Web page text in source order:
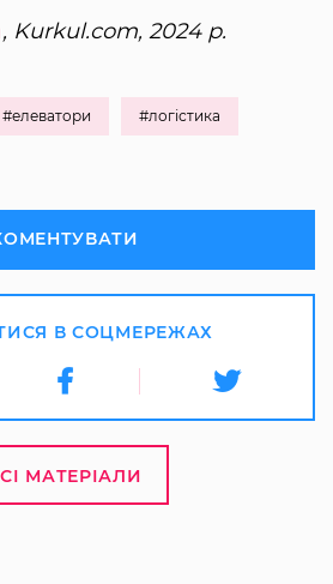
, Kurkul.com, 2024 р.
#елеватори #логістика
В СОЦМЕРЕЖАХ
МАТЕРІАЛИ